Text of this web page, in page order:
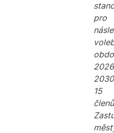
pro
2030
15
členů